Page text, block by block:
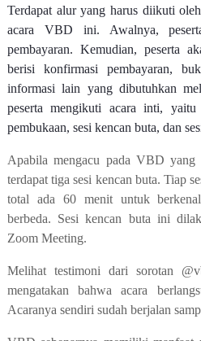
Terdapat alur yang harus diikuti
acara VBD ini. Awalnya,
pembayaran. Kemudian, peserta
berisi konfirmasi pembayaran,
informasi lain yang dibutuhkan
peserta mengikuti acara inti,
pembukaan, sesi kencan buta, dan
Apabila mengacu pada VBD yang
terdapat tigasesi kencan buta. Tiap
total ada 60 menit untuk
berbeda. Sesi kencan buta ini
Zoom Meeting.
Melihat testimoni dari sorotan
mengatakan bahwa acara
Acaranya sendiri sudah berjalan